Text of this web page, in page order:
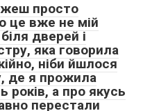
просто
це вже не мій
дверей і
яка говорила
ніби йшлося
де я прожила
а про якусь
перестали